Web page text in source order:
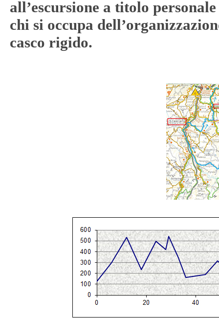
all’escursione a titolo
chi si occupa
casco rigido.